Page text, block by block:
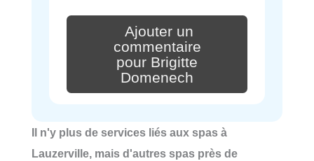
Ajouter un
commentaire
pour Brigitte
Domenech
Il n'y plus de services liés aux spas à
Lauzerville, mais d'autres spas près de